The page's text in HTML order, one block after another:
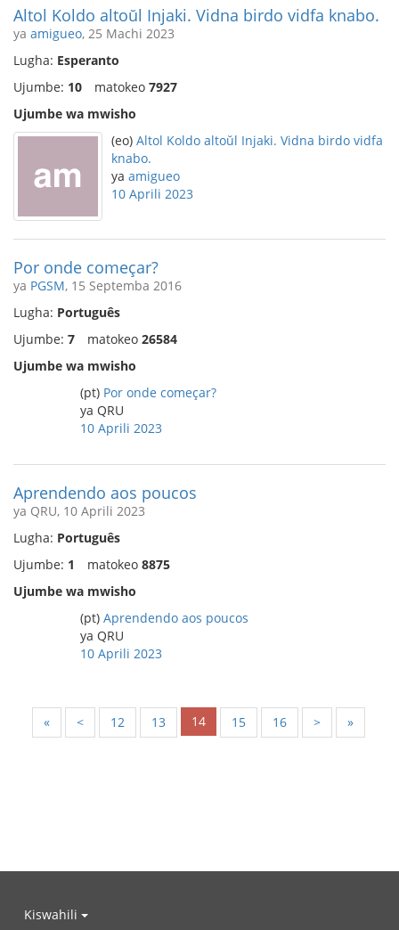
Altol Koldo altoŭl Injaki. Vidna birdo vidfa knabo.
ya amigueo, 25 Machi 2023
Lugha: Esperanto
Ujumbe: 10 matokeo 7927
Ujumbe wa mwisho
(eo) Altol Koldo altoŭl Injaki. Vidna birdo vidfa
knabo.
ya amigueo
10 Aprili 2023
Por onde começar?
ya PGSM, 15 Septemba 2016
Lugha: Português
Ujumbe: 7 matokeo 26584
Ujumbe wa mwisho
(pt) Por onde começar?
ya QRU
10 Aprili 2023
Aprendendo aos poucos
ya QRU, 10 Aprili 2023
Lugha: Português
Ujumbe: 1 matokeo 8875
Ujumbe wa mwisho
(pt) Aprendendo aos poucos
ya QRU
10 Aprili 2023
« < 12 13 14 15 16 > »
Kiswahili